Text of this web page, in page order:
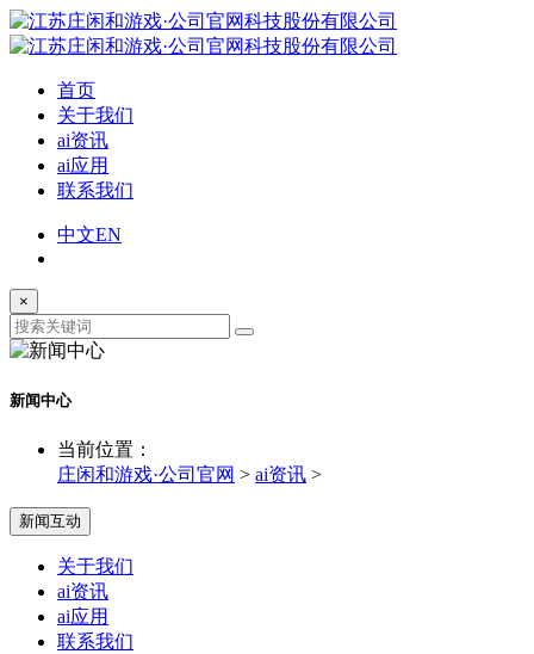
首页
关于我们
ai资讯
ai应用
联系我们
中文EN
×
新闻中心
当前位置：
庄闲和游戏·公司官网 > ai资讯 >
新闻互动
关于我们
ai资讯
ai应用
联系我们